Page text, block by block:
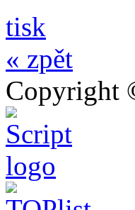
tisk
« zpět
Copyright